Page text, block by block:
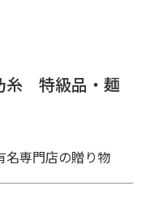
糸 特級品・麺
専門店の贈り物